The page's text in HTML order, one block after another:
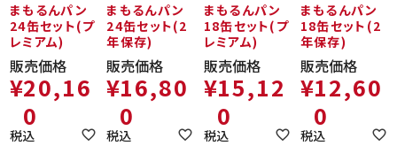
まもるんパン
24缶セット(プ
レミアム)
販売価格
¥20,16
0
税込
まもるんパン
24缶セット(2
年保存)
販売価格
¥16,80
0
税込
まもるんパン
18缶セット(プ
レミアム)
販売価格
¥15,12
0
税込
まもるんパン
18缶セット(2
年保存)
販売価格
¥12,60
0
税込